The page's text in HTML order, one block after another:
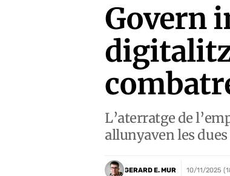
Govern
L’aterratge de
allunyaven les
GERARD E. MUR 10/11/2025